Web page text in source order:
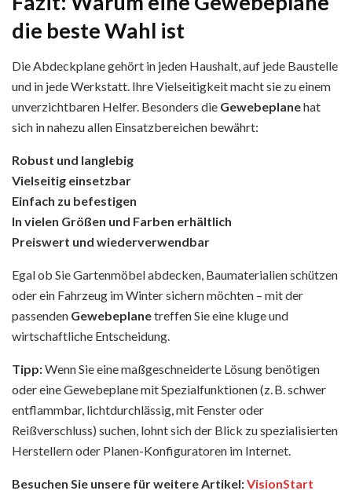
die beste Wahl ist
Die Abdeckplane gehört in jeden Haushalt, auf jede Baustelle
und in jede Werkstatt. Ihre Vielseitigkeit macht sie zu einem
unverzichtbaren Helfer. Besonders die Gewebeplanehat
sich in nahezu allen Einsatzbereichen bewährt:
Robust und langlebig
Vielseitig einsetzbar
Einfach zu befestigen
In vielen Größen und Farben erhältlich
Preiswert und wiederverwendbar
Egal ob Sie Gartenmöbel abdecken, Baumaterialien schützen
oder ein Fahrzeug im Winter sichern möchten – mit der
passenden Gewebeplanetreffen Sie eine kluge und
wirtschaftliche Entscheidung.
Tipp:Wenn Sie eine maßgeschneiderte Lösung benötigen
oder eine Gewebeplane mit Spezialfunktionen (z. B. schwer
entflammbar, lichtdurchlässig, mit Fenster oder
Reißverschluss) suchen, lohnt sich der Blick zu spezialisierten
Herstellern oder Planen-Konfiguratoren im Internet.
Besuchen Sie unsere für weitere Artikel:VisionStart